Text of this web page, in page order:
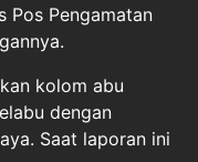
Pos Pengamatan
kolom abu
dengan
Saat laporan ini